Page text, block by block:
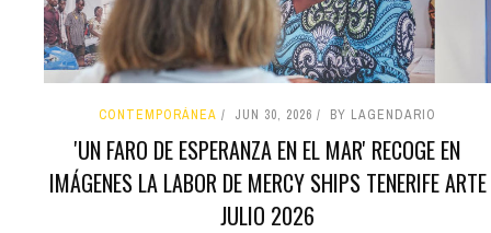
CONTEMPORÁNEA JUN 30, 2026 BY LAGENDARIO
'UN FARO DE ESPERANZA EN EL MAR' RECOGE EN
IMÁGENES LA LABOR DE MERCY SHIPS TENERIFE ARTE
JULIO 2026